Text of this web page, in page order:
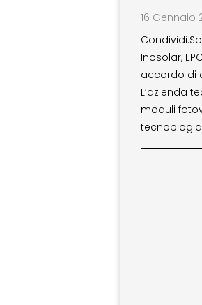
16 Gennaio
Inosolar,
accordo di
L’azienda
moduli